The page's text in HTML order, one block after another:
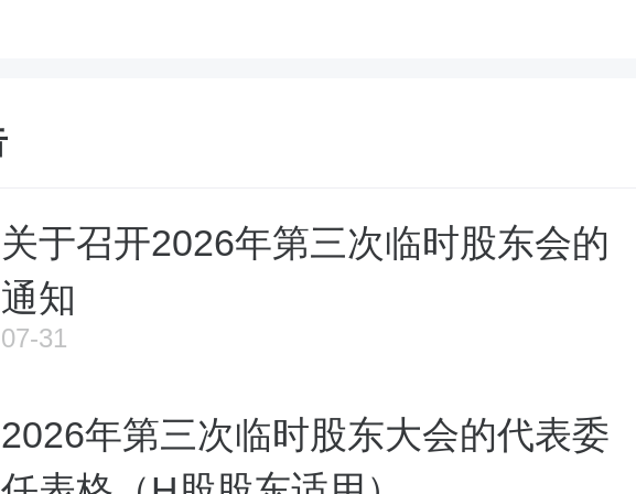
关于召开2026年第三次临时股东会的
通知
07-31
2026年第三次临时股东大会的代表委